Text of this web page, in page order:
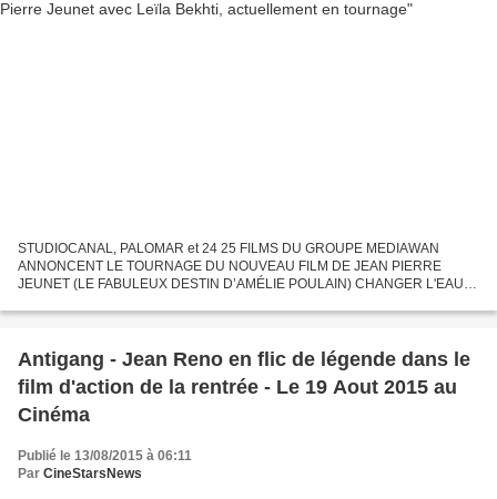
STUDIOCANAL, PALOMAR et 24 25 FILMS DU GROUPE MEDIAWAN
ANNONCENT LE TOURNAGE DU NOUVEAU FILM DE JEAN PIERRE
JEUNET (LE FABULEUX DESTIN D’AMÉLIE POULAIN) CHANGER L'EAU
POUPAUD, ANOUK GRINBERG,...
Antigang - Jean Reno en flic de légende dans le
film d'action de la rentrée - Le 19 Aout 2015 au
Cinéma
Publié le 13/08/2015 à 06:11
Par CineStarsNews